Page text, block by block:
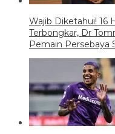
Wajib Diketahui! 16
Terbongkar, Dr
Pemain Persebaya